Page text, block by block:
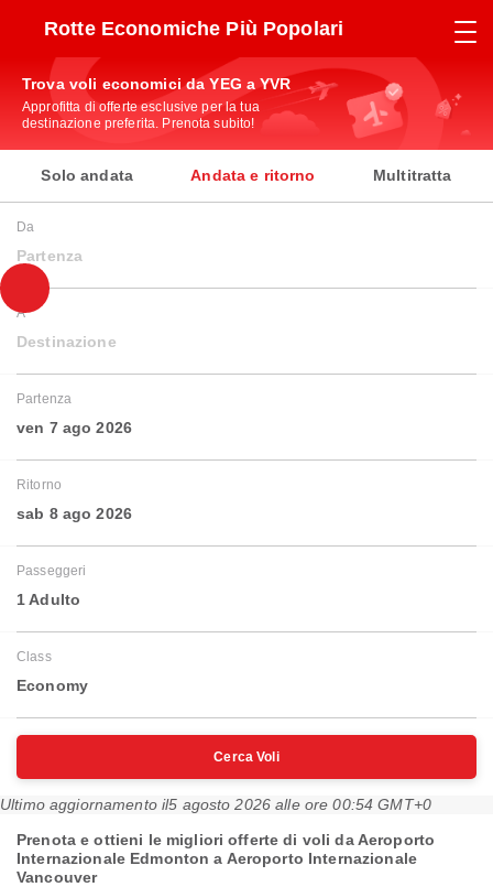
Rotte Economiche Più Popolari
Trova voli economici da YEG a YVR
Approfitta di offerte esclusive per la tua
destinazione preferita. Prenota subito!
Solo andata Andata e ritorno Multitratta
Da
Partenza
A
Destinazione
Partenza
ven 7 ago 2026
Ritorno
sab 8 ago 2026
Passeggeri
1 Adulto
Class
Economy
Cerca Voli
Ultimo aggiornamento il5 agosto 2026 alle ore 00:54 GMT+0
Prenota e ottieni le migliori offerte di voli da Aeroporto
Internazionale Edmonton a Aeroporto Internazionale
Vancouver